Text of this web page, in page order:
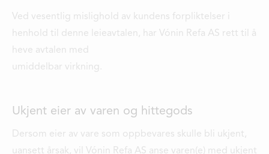
Ved vesentlig mislighold av kundens forpliktelser i
henhold til denne leieavtalen, har Vónin Refa AS rett til å
heve avtalen med
umiddelbar virkning.
Ukjent eier av varen og hittegods
Dersom eier av vare som oppbevares skulle bli ukjent,
uansett årsak, vil Vónin Refa AS anse varen(e) med ukjent